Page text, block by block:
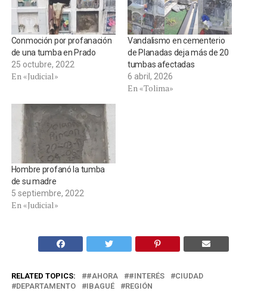
Conmoción por profanación
de una tumba en Prado
25 octubre, 2022
En «Judicial»
Vandalismo en cementerio
de Planadas deja más de 20
tumbas afectadas
6 abril, 2026
En «Tolima»
Hombre profanó la tumba
de su madre
5 septiembre, 2022
En «Judicial»
RELATED TOPICS: #AHORA #INTERÉS
CIUDAD
DEPARTAMENTO
IBAGUÉ REGIÓN